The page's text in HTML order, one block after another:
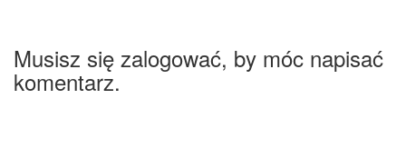
Musisz się zalogować, by móc napisać
komentarz.